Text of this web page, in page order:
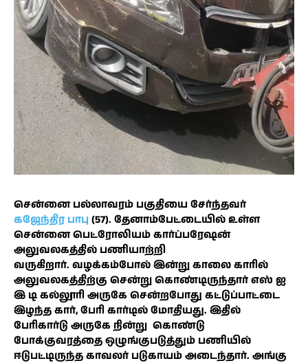
சென்னை பல்லாவரம் பகுதியை சேர்ந்தவர்
கஜேந்திர பாபு(57). தேனாம்பேட்டையில் உள்ள
சென்னை பெட்ரோலியம் கார்ப்பரேஷன்
அலுவலகத்தில் பணியாற்றி
வருகிறார். வழக்கம்போல் இன்று காலை காரில்
அலுவலகத்திற்கு சென்று கொண்டிருந்தார் எஸ் ஐ
இ டி கல்லூரி அருகே சென்றபோது கட்டுப்பாட்டை
இழந்த கார், பேரி கார்டில் மோதியது. இதில்
பேரிகார்டு அருகே நின்று கொண்டு
போக்குவரத்தை ஒழுங்குபடுத்தும் பணியில்
ஈடுபட்டிருந்த காவலர் படுகாயம் அடைந்தார். அங்கு